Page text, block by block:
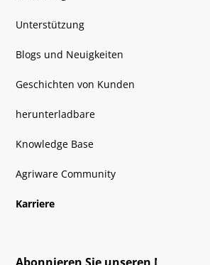
Unterstützung
Blogs und Neuigkeiten
Geschichten von Kunden
herunterladbare
Knowledge Base
Agriware Community
Karriere